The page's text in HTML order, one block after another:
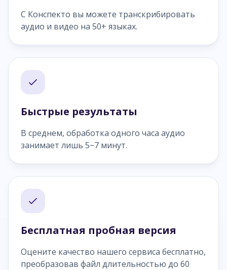
С Конспекто вы можете транскрибировать
аудио и видео на 50+ языках.
Быстрые результаты
В среднем, обработка одного часа аудио
занимает лишь 5−7 минут.
Бесплатная пробная версия
Оцените качество нашего сервиса бесплатно,
преобразовав файл длительностью до 60